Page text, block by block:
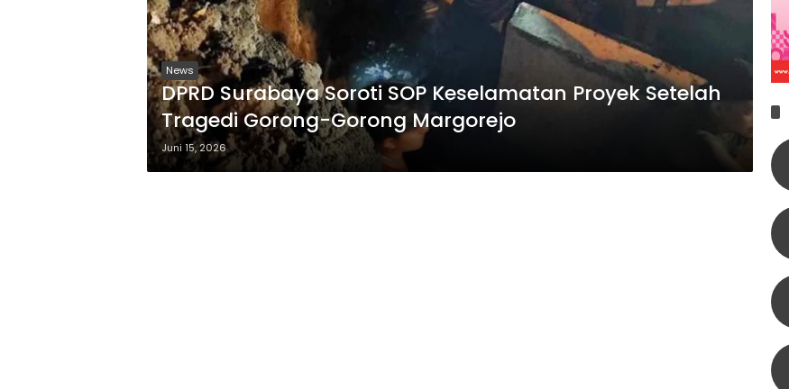
News
DPRD Surabaya Soroti SOP Keselamatan Proyek Setelah
Tragedi Gorong-Gorong Margorejo
Juni 15, 2026